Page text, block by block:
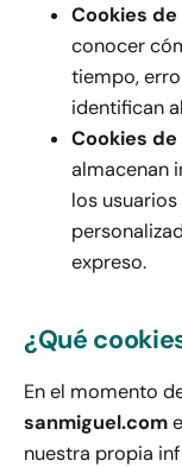
Cookies
conocer
tiempo,
identifican
Cookies
almacenan
los
expreso.
¿Qué
En el momento
sanmiguel.com
nuestra propia